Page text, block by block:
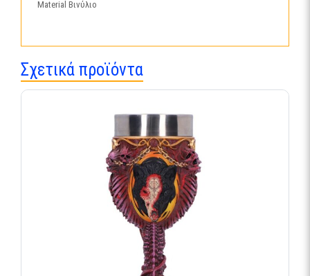
Material Βινύλιο
Σχετικά προϊόντα